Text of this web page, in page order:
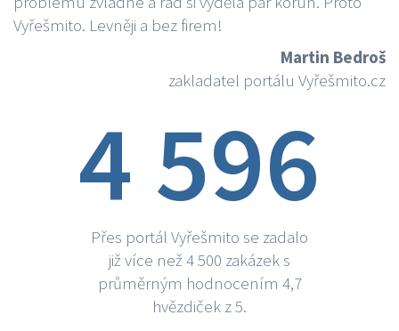
Vyřešmito. Levněji a bez firem!
Martin Bedroš
zakladatel portálu Vyřešmito.cz
4 596
Přes portál Vyřešmito se zadalo
již více než 4 500 zakázek s
průměrným hodnocením 4,7
hvězdiček z 5.